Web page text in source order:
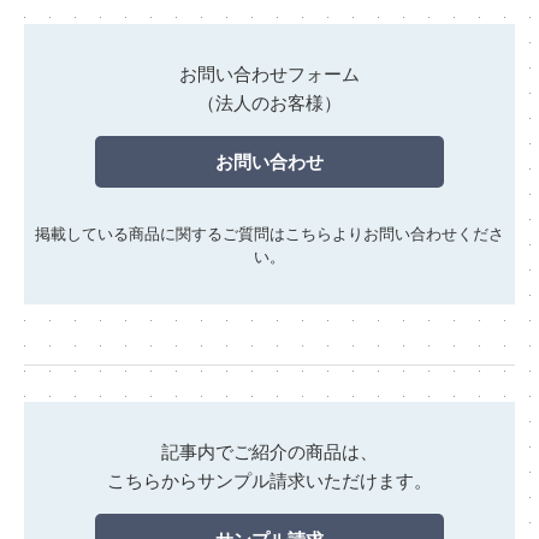
お問い合わせフォーム
（法人のお客様）
お問い合わせ
掲載している商品に関するご質問はこちらよりお問い合わせくださ
い。
記事内でご紹介の商品は、
こちらからサンプル請求いただけます。